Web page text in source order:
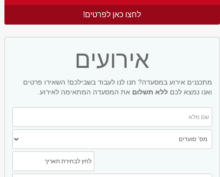
לחצו כאן לפרטים!
אירועים
מתכננים אירוע במסעדה? תנו לנו לעבוד בשבילכם! השאירו פרטים
ואנו נמצא לכם ללא תשלום את המסעדה המתאימה לאירוע.